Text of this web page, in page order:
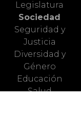
Legislatura
Sociedad
Seguridad y
Justicia
Diversidad y
Género
Educación
Salud